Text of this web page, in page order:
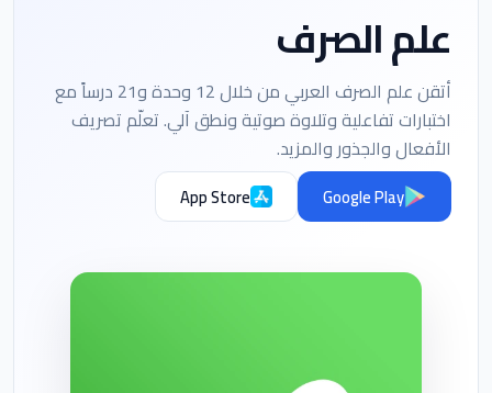
علم الصرف
أتقن علم الصرف العربي من خلال 12 وحدة و21 درساً مع
اختبارات تفاعلية وتلاوة صوتية ونطق آلي. تعلّم تصريف
الأفعال والجذور والمزيد.
Google Play
App Store